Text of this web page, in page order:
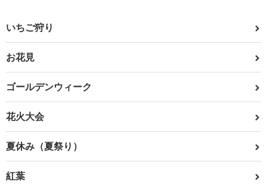
いちご狩り
お花見
ゴールデンウィーク
花火大会
夏休み（夏祭り）
紅葉